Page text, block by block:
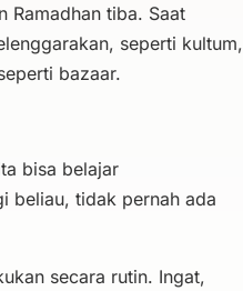
Ramadhan tiba. Saat
seperti kultum,
bazaar.
bisa belajar
beliau, tidak pernah ada
secara rutin. Ingat,